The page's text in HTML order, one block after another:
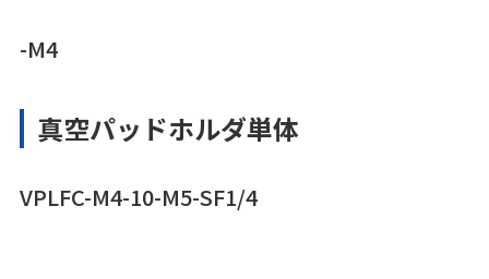
-M4
真空パッドホルダ単体
VPLFC-M4-10-M5-SF1/4